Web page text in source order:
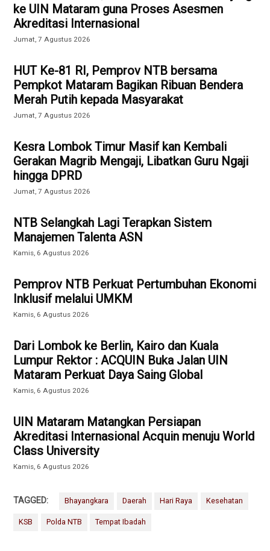
ke UIN Mataram guna Proses Asesmen
Akreditasi Internasional
Jumat, 7 Agustus 2026
HUT Ke-81 RI, Pemprov NTB bersama
Pempkot Mataram Bagikan Ribuan Bendera
Merah Putih kepada Masyarakat
Jumat, 7 Agustus 2026
Kesra Lombok Timur Masif kan Kembali
Gerakan Magrib Mengaji, Libatkan Guru Ngaji
hingga DPRD
Jumat, 7 Agustus 2026
NTB Selangkah Lagi Terapkan Sistem
Manajemen Talenta ASN
Kamis, 6 Agustus 2026
Pemprov NTB Perkuat Pertumbuhan Ekonomi
Inklusif melalui UMKM
Kamis, 6 Agustus 2026
Dari Lombok ke Berlin, Kairo dan Kuala
Lumpur Rektor : ACQUIN Buka Jalan UIN
Mataram Perkuat Daya Saing Global
Kamis, 6 Agustus 2026
UIN Mataram Matangkan Persiapan
Akreditasi Internasional Acquin menuju World
Class University
Kamis, 6 Agustus 2026
TAGGED: Bhayangkara Daerah Hari Raya Kesehatan
KSB Polda NTB Tempat Ibadah